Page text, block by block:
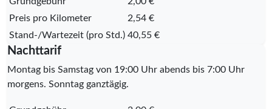
Preis pro Kilometer
2,54 €
Stand-/Wartezeit (pro Std.) 40,55 €
Nachttarif
Montag bis Samstag von 19:00 Uhr abends bis 7:00 Uhr
morgens. Sonntag ganztägig.